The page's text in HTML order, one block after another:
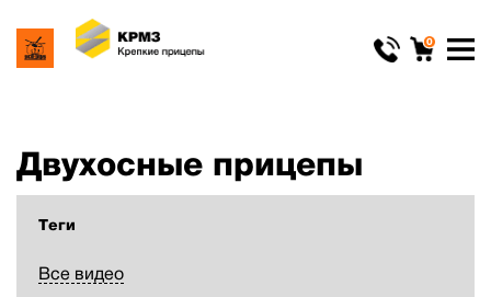
0
Двухосные прицепы
Теги
Все видео